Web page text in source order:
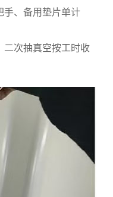
手、备用垫片单计
二次抽真空按工时收